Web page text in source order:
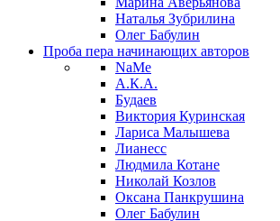
Наталья Зубрилина
Олег Бабулин
Проба пера начинающих авторов
NaMe
А.К.А.
Будаев
Виктория Куринская
Лариса Малышева
Лианесс
Людмила Котане
Николай Козлов
Оксана Панкрушина
Олег Бабулин